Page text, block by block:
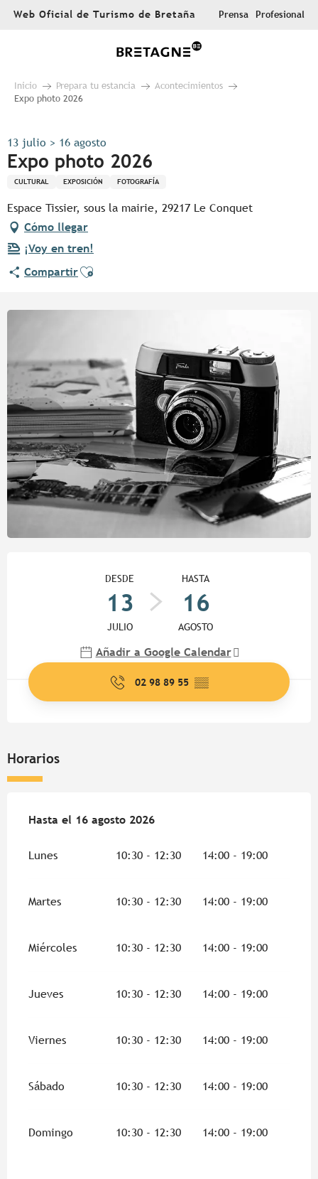
AllerWeb Oficial de Turismo de Bretaña Prensa Profesional
Inicio Prepara tu estancia
Acontecimientos
Expo photo 2026
13 julio > 16 agosto
Expo photo 2026
CULTURAL EXPOSICIÓN FOTOGRAFÍA
Espace Tissier, sous la mairie, 29217 Le Conquet
Cómo llegar
¡Voy en tren!
CompartirAjouter aux favoris
DESDE
13
JULIO
HASTA
16
AGOSTO
Añadir a Google Calendar
02 98 89 55 ▒▒
Horarios
Del13 julio 2026al16 agosto 2026
Hasta el 16 agosto 2026
Lunes 10:30 - 12:30 14:00 - 19:00
Martes 10:30 - 12:30 14:00 - 19:00
Miércoles 10:30 - 12:30 14:00 - 19:00
Jueves 10:30 - 12:30 14:00 - 19:00
Viernes 10:30 - 12:30 14:00 - 19:00
Sábado 10:30 - 12:30 14:00 - 19:00
Domingo 10:30 - 12:30 14:00 - 19:00